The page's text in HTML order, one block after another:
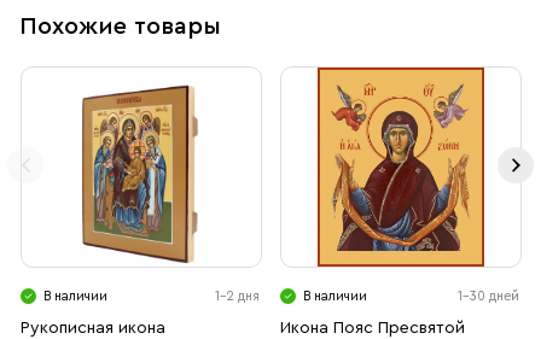
Похожие товары
В наличии 1-2 дня
Рукописная икона
В наличии 1-30 дней
Икона Пояс Пресвятой